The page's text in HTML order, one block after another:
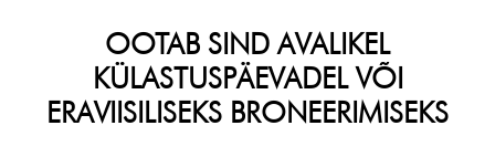
OOTAB SIND AVALIKEL
KÜLASTUSPÄEVADEL VÕI
ERAVIISILISEKS BRONEERIMISEKS